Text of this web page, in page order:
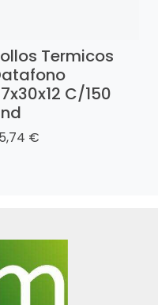
Termicos
C/150
€